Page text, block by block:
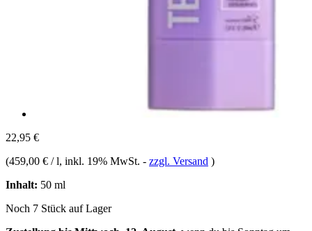
22,95 €
(459,00 € / l, inkl. 19% MwSt. - zzgl. Versand )
Inhalt: 50 ml
Noch 7 Stück auf Lager